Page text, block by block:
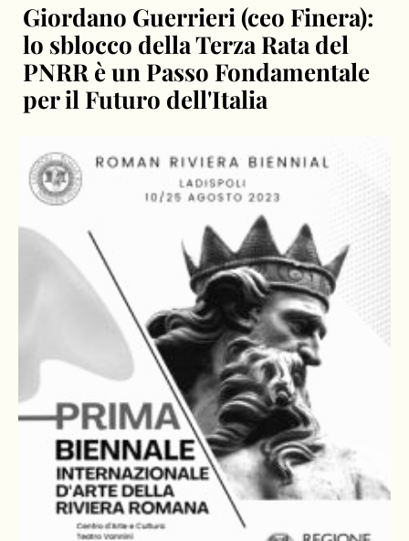
Giordano Guerrieri (ceo Finera):
lo sblocco della Terza Rata del
PNRR è un Passo Fondamentale
per il Futuro dell'Italia